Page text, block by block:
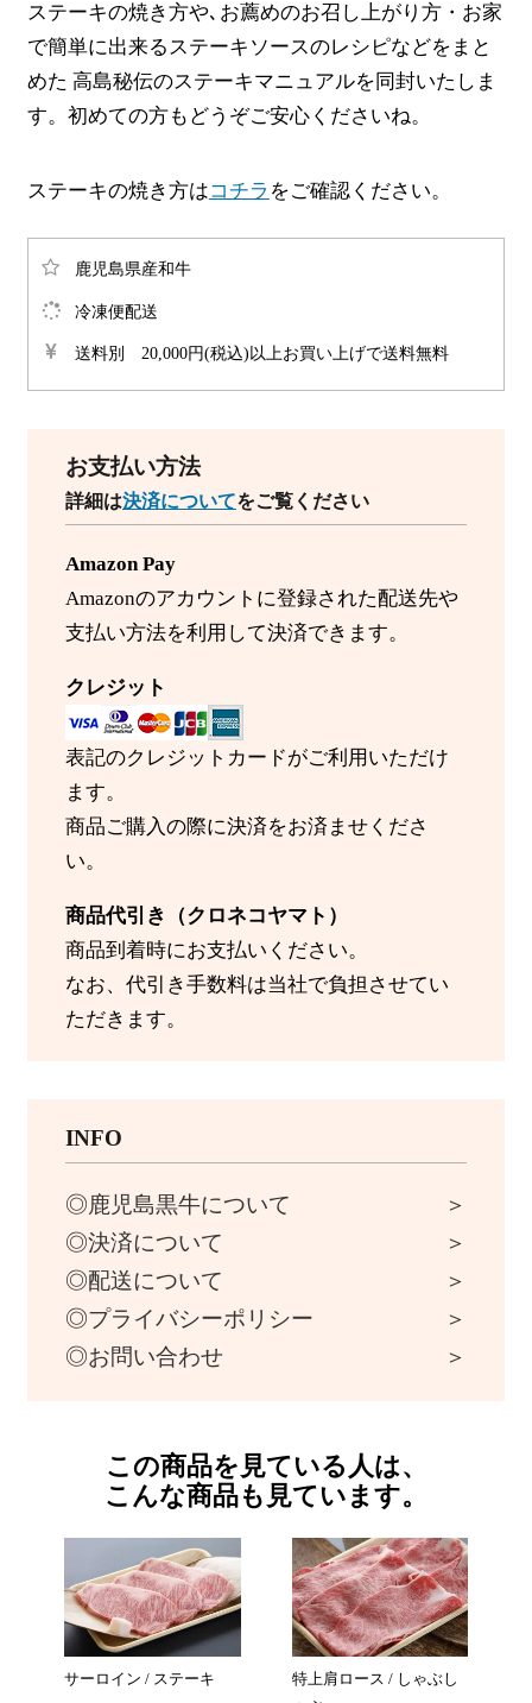
ステーキの焼き方や､お薦めのお召し上がり方・お家
で簡単に出来るステーキソースのレシピなどをまと
めた 高島秘伝のステーキマニュアルを同封いたしま
す。初めての方もどうぞご安心くださいね。
ステーキの焼き方はコチラ をご確認ください。
鹿児島県産和牛
冷凍便配送
送料別 20,000円(税込)以上お買い上げで送料無料
お支払い方法
詳細は決済についてをご覧ください
Amazon Pay
Amazonのアカウントに登録された配送先や
支払い方法を利用して決済できます。
クレジット
表記のクレジットカードがご利用いただけ
ます。
商品ご購入の際に決済をお済ませくださ
い。
商品代引き（クロネコヤマト）
商品到着時にお支払いください。
なお、代引き手数料は当社で負担させてい
ただきます。
INFO
鹿児島黒牛について
決済について
配送について
プライバシーポリシー
お問い合わせ
この商品を見ている人は、
こんな商品も見ています。
サーロイン / ステーキ
特上肩ロース / しゃぶし